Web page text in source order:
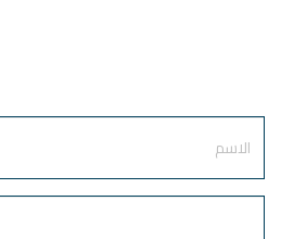
Name
E-